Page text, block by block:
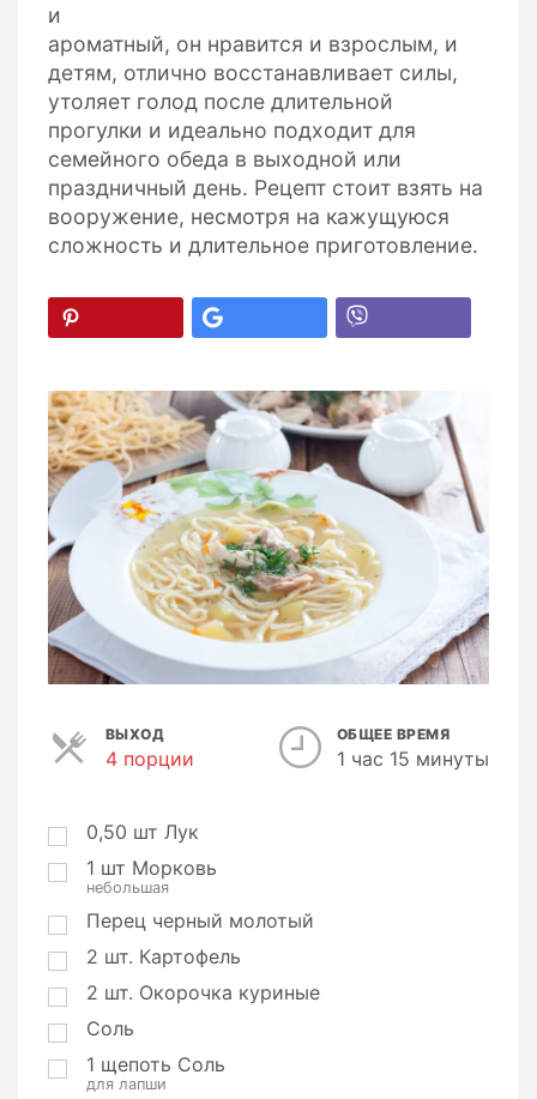
и
ароматный, он нравится и взрослым, и
детям, отлично восстанавливает силы,
утоляет голод после длительной
прогулки и идеально подходит для
семейного обеда в выходной или
праздничный день. Рецепт стоит взять на
вооружение, несмотря на кажущуюся
сложность и длительное приготовление.
ВЫХОД
4 порции
ц
и
ОБЩЕЕ ВРЕМЯ
1 час 15 минуты
0,50 шт Лук
1 шт Морковь
небольшая
Перец черный молотый
2 шт. Картофель
2 шт. Окорочка куриные
Соль
1 щепоть Соль
для лапши